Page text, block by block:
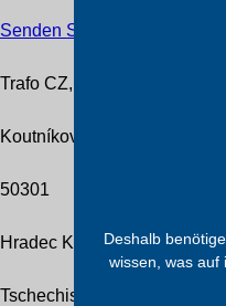
Senden Sie uns Ihre Anfrage
Trafo CZ, a.s.
Koutníkova 208/12
50301
Hradec Králové
Tschechische Republik
Deshalb
wissen, was auf